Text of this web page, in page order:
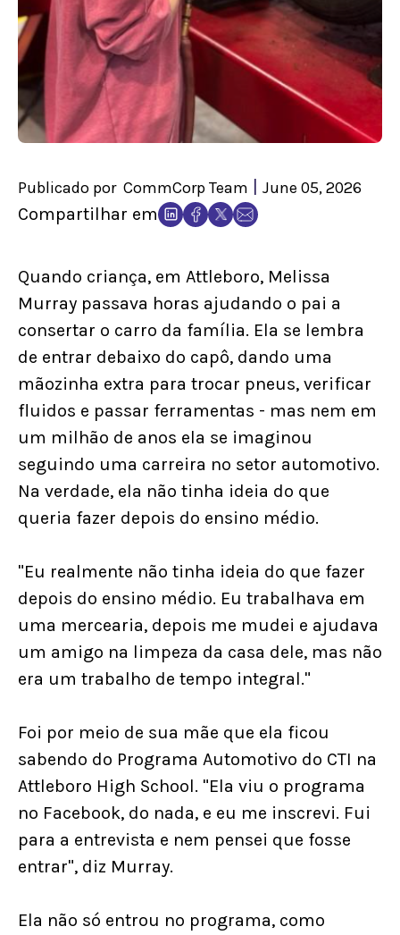
Publicado por CommCorp Team June 05, 2026
Compartilhar em
Quando criança, em Attleboro, Melissa
Murray passava horas ajudando o pai a
consertar o carro da família. Ela se lembra
de entrar debaixo do capô, dando uma
mãozinha extra para trocar pneus, verificar
fluidos e passar ferramentas - mas nem em
um milhão de anos ela se imaginou
seguindo uma carreira no setor automotivo.
Na verdade, ela não tinha ideia do que
queria fazer depois do ensino médio.
"Eu realmente não tinha ideia do que fazer
depois do ensino médio. Eu trabalhava em
uma mercearia, depois me mudei e ajudava
um amigo na limpeza da casa dele, mas não
era um trabalho de tempo integral."
Foi por meio de sua mãe que ela ficou
sabendo do Programa Automotivo do CTI na
Attleboro High School. "Ela viu o programa
no Facebook, do nada, e eu me inscrevi. Fui
para a entrevista e nem pensei que fosse
entrar", diz Murray.
Ela não só entrou no programa, como